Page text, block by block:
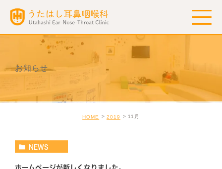
お知らせ
HOME 2019 11月
NEWS
ホームページが新しくなりました。